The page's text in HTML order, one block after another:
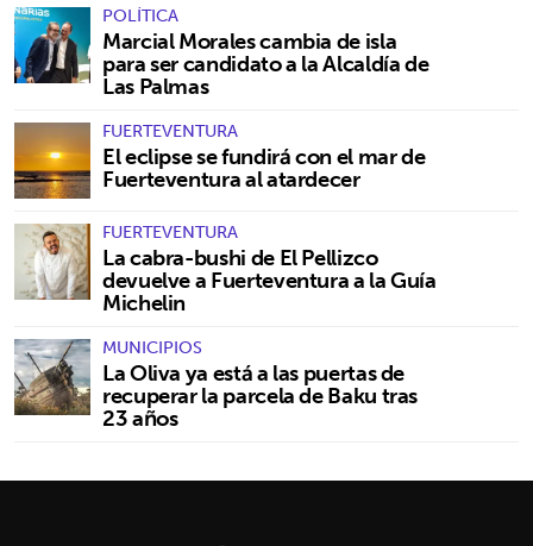
POLÍTICA
Marcial Morales cambia de isla
para ser candidato a la Alcaldía de
Las Palmas
FUERTEVENTURA
El eclipse se fundirá con el mar de
Fuerteventura al atardecer
FUERTEVENTURA
La cabra-bushi de El Pellizco
devuelve a Fuerteventura a la Guía
Michelin
MUNICIPIOS
La Oliva ya está a las puertas de
recuperar la parcela de Baku tras
23 años